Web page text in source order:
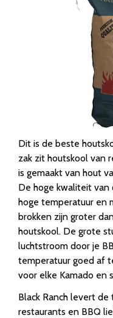
Dit is de beste
zak zit houtskool van
is gemaakt van hout
De hoge kwaliteit
hoge temperatuur en
brokken zijn groter
houtskool. De grote
luchtstroom door je
temperatuur goed af
voor elke Kamado en
Black Ranch levert
restaurants en BBQ